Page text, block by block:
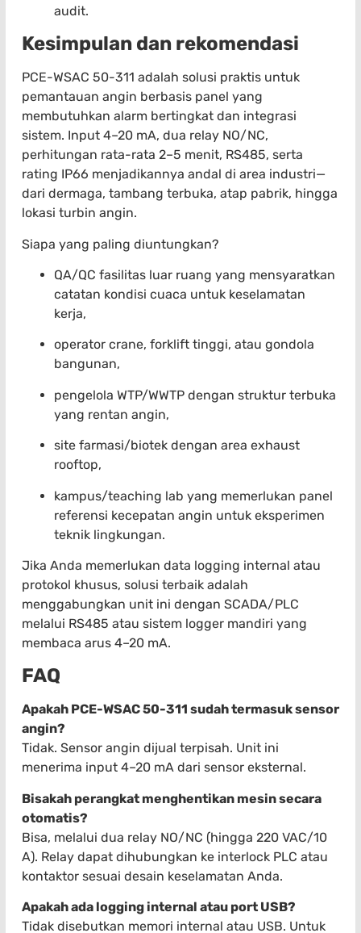
audit.
Kesimpulan dan rekomendasi
PCE-WSAC 50-311 adalah solusi praktis untuk
pemantauan angin berbasis panel yang
membutuhkan alarm bertingkat dan integrasi
sistem. Input 4–20 mA, dua relay NO/NC,
perhitungan rata-rata 2–5 menit, RS485, serta
rating IP66 menjadikannya andal di area industri—
dari dermaga, tambang terbuka, atap pabrik, hingga
lokasi turbin angin.
Siapa yang paling diuntungkan?
QA/QC fasilitas luar ruang yang mensyaratkan
catatan kondisi cuaca untuk keselamatan
kerja,
operator crane, forklift tinggi, atau gondola
bangunan,
pengelola WTP/WWTP dengan struktur terbuka
yang rentan angin,
site farmasi/biotek dengan area exhaust
rooftop,
kampus/teaching lab yang memerlukan panel
referensi kecepatan angin untuk eksperimen
teknik lingkungan.
Jika Anda memerlukan data logging internal atau
protokol khusus, solusi terbaik adalah
menggabungkan unit ini dengan SCADA/PLC
melalui RS485 atau sistem logger mandiri yang
membaca arus 4–20 mA.
FAQ
Apakah PCE-WSAC 50-311 sudah termasuk sensor
angin?
Tidak. Sensor angin dijual terpisah. Unit ini
menerima input 4–20 mA dari sensor eksternal.
Bisakah perangkat menghentikan mesin secara
otomatis?
Bisa, melalui dua relay NO/NC (hingga 220 VAC/10
A). Relay dapat dihubungkan ke interlock PLC atau
kontaktor sesuai desain keselamatan Anda.
Apakah ada logging internal atau port USB?
Tidak disebutkan memori internal atau USB. Untuk